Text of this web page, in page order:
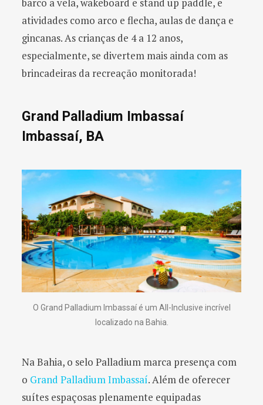
atividades como arco e flecha, aulas de dança e
gincanas. As crianças de 4 a 12 anos,
especialmente, se divertem mais ainda com as
brincadeiras da recreação monitorada!
Grand Palladium Imbassaí
Imbassaí, BA
O Grand Palladium Imbassaí é um All-Inclusive incrível
localizado na Bahia.
Na Bahia, o selo Palladium marca presença com
o Grand Palladium Imbassaí. Além de oferecer
suítes espaçosas plenamente equipadas